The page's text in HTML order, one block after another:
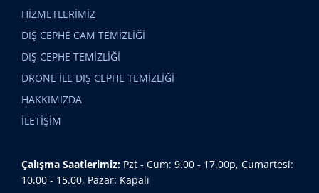
HİZMETLERİMİZ
DIŞ CEPHE CAM TEMİZLİĞİ
DIŞ CEPHE TEMİZLİĞİ
DRONE İLE DIŞ CEPHE TEMİZLİĞİ
HAKKIMIZDA
İLETİŞİM
Çalışma Saatlerimiz: Pzt - Cum: 9.00 - 17.00p, Cumartesi:
10.00 - 15.00, Pazar: Kapalı